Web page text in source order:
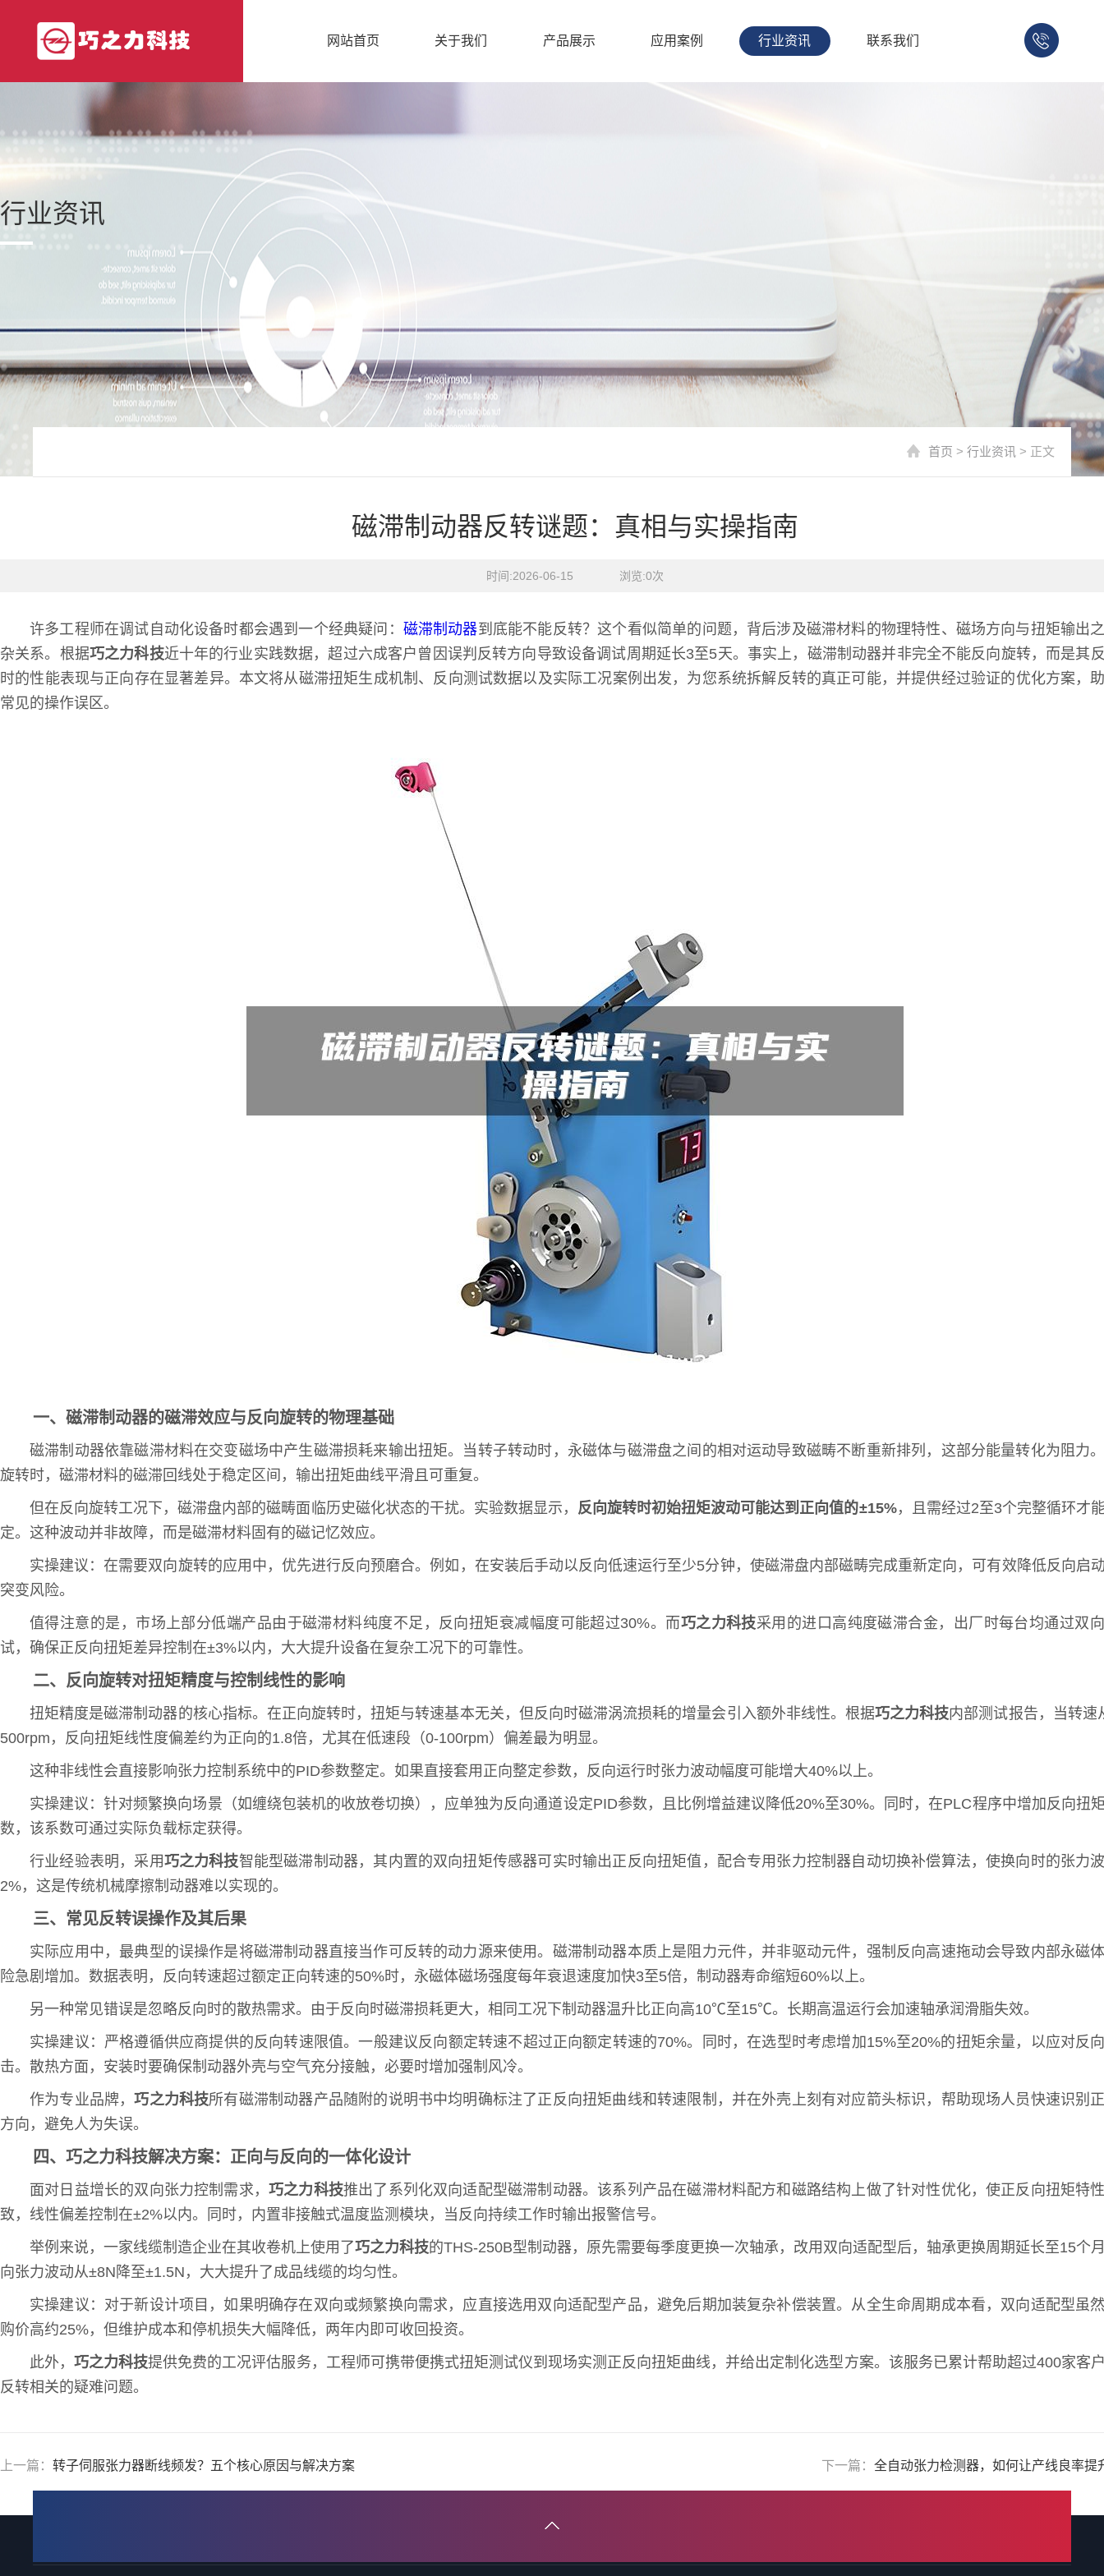
网站首页 关于我们 产品展示 应用案例 行业资讯 联系我们
行业资讯
首页 > 行业资讯 > 正文
磁滞制动器反转谜题：真相与实操指南
时间:2026-06-15    浏览:0次
许多工程师在调试自动化设备时都会遇到一个经典疑问： 磁滞制动器到底能不能反转？这个看似简单的问题，背后涉及磁滞材料的物理特性、磁场方向与扭矩输出
杂关系。根据巧之力科技近十年的行业实践数据，超过六成客户曾因误判反转方向导致设备调试周期延长3至5天。事实上，磁滞制动器并非完全不能反向旋转，而是其
时的性能表现与正向存在显著差异。本文将从磁滞扭矩生成机制、反向测试数据以及实际工况案例出发，为您系统拆解反转的真正可能，并提供经过验证的优化方案，
常见的操作误区。
一、磁滞制动器的磁滞效应与反向旋转的物理基础
磁滞制动器依靠磁滞材料在交变磁场中产生磁滞损耗来输出扭矩。当转子转动时，永磁体与磁滞盘之间的相对运动导致磁畴不断重新排列，这部分能量转化为阻力
旋转时，磁滞材料的磁滞回线处于稳定区间，输出扭矩曲线平滑且可重复。
但在反向旋转工况下，磁滞盘内部的磁畴面临历史磁化状态的干扰。实验数据显示， 反向旋转时初始扭矩波动可能达到正向值的±15%，且需经过2至3个完整循环才
定。这种波动并非故障，而是磁滞材料固有的磁记忆效应。
实操建议：在需要双向旋转的应用中，优先进行反向预磨合。例如，在安装后手动以反向低速运行至少5分钟，使磁滞盘内部磁畴完成重新定向，可有效降低反向启
突变风险。
值得注意的是，市场上部分低端产品由于磁滞材料纯度不足，反向扭矩衰减幅度可能超过30%。而巧之力科技采用的进口高纯度磁滞合金，出厂时每台均通过双
试，确保正反向扭矩差异控制在±3%以内，大大提升设备在复杂工况下的可靠性。
二、反向旋转对扭矩精度与控制线性的影响
扭矩精度是磁滞制动器的核心指标。在正向旋转时，扭矩与转速基本无关，但反向时磁滞涡流损耗的增量会引入额外非线性。根据巧之力科技内部测试报告，当转速
500rpm，反向扭矩线性度偏差约为正向的1.8倍，尤其在低速段（0-100rpm）偏差最为明显。
这种非线性会直接影响张力控制系统中的PID参数整定。如果直接套用正向整定参数，反向运行时张力波动幅度可能增大40%以上。
实操建议：针对频繁换向场景（如缠绕包装机的收放卷切换），应单独为反向通道设定PID参数，且比例增益建议降低20%至30%。同时，在PLC程序中增加反向扭
数，该系数可通过实际负载标定获得。
行业经验表明，采用巧之力科技智能型磁滞制动器，其内置的双向扭矩传感器可实时输出正反向扭矩值，配合专用张力控制器自动切换补偿算法，使换向时的张力
2%，这是传统机械摩擦制动器难以实现的。
三、常见反转误操作及其后果
实际应用中，最典型的误操作是将磁滞制动器直接当作可反转的动力源来使用。磁滞制动器本质上是阻力元件，并非驱动元件，强制反向高速拖动会导致内部永磁
险急剧增加。数据表明，反向转速超过额定正向转速的50%时，永磁体磁场强度每年衰退速度加快3至5倍，制动器寿命缩短60%以上。
另一种常见错误是忽略反向时的散热需求。由于反向时磁滞损耗更大，相同工况下制动器温升比正向高10℃至15℃。长期高温运行会加速轴承润滑脂失效。
实操建议：严格遵循供应商提供的反向转速限值。一般建议反向额定转速不超过正向额定转速的70%。同时，在选型时考虑增加15%至20%的扭矩余量，以应对反
击。散热方面，安装时要确保制动器外壳与空气充分接触，必要时增加强制风冷。
作为专业品牌，巧之力科技所有磁滞制动器产品随附的说明书中均明确标注了正反向扭矩曲线和转速限制，并在外壳上刻有对应箭头标识，帮助现场人员快速识别
方向，避免人为失误。
四、巧之力科技解决方案：正向与反向的一体化设计
面对日益增长的双向张力控制需求，巧之力科技推出了系列化双向适配型磁滞制动器。该系列产品在磁滞材料配方和磁路结构上做了针对性优化，使正反向扭矩特
致，线性偏差控制在±2%以内。同时，内置非接触式温度监测模块，当反向持续工作时输出报警信号。
举例来说，一家线缆制造企业在其收卷机上使用了巧之力科技的THS-250B型制动器，原先需要每季度更换一次轴承，改用双向适配型后，轴承更换周期延长至15个
向张力波动从±8N降至±1.5N，大大提升了成品线缆的均匀性。
实操建议：对于新设计项目，如果明确存在双向或频繁换向需求，应直接选用双向适配型产品，避免后期加装复杂补偿装置。从全生命周期成本看，双向适配型虽
购价高约25%，但维护成本和停机损失大幅降低，两年内即可收回投资。
此外，巧之力科技提供免费的工况评估服务，工程师可携带便携式扭矩测试仪到现场实测正反向扭矩曲线，并给出定制化选型方案。该服务已累计帮助超过400家客
反转相关的疑难问题。
上一篇： 转子伺服张力器断线频发？五个核心原因与解决方案 下一篇： 全自动张力检测器，如何让产线良率提